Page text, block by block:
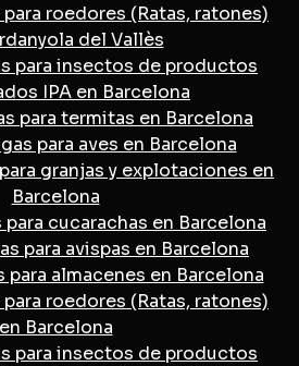
roedores (Ratas, ratones)
del Vallès
para insectos de productos
IPA en Barcelona
para termitas en Barcelona
para aves en Barcelona
granjas y explotaciones en
Barcelona
cucarachas en Barcelona
para avispas en Barcelona
almacenes en Barcelona
roedores (Ratas, ratones)
en Barcelona
para insectos de productos